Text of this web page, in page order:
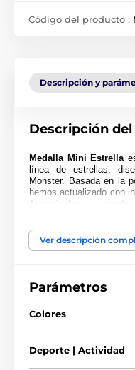
Código del producto :
Descripción y
Descripción
Medalla Mini Estrella
línea de estrellas,
Monster. Basada en la
hemos actualizado con
También hemos
Cortada en una forma
impresión en color de
Perfecta para niños,
película protectora que
Ver descripción
Parámetros
Colores
Deporte | Actividad